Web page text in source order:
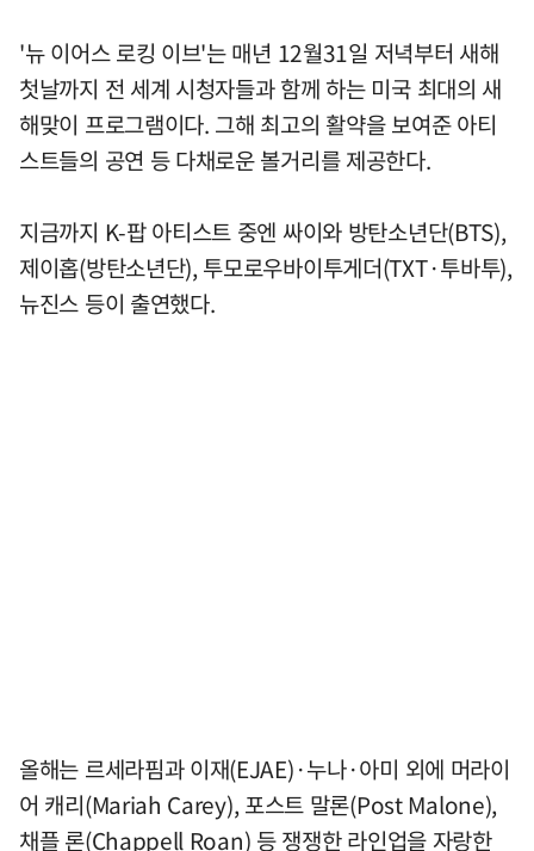
'뉴 이어스 로킹 이브'는 매년 12월31일 저녁부터 새해
첫날까지 전 세계 시청자들과 함께 하는 미국 최대의 새
해맞이 프로그램이다. 그해 최고의 활약을 보여준 아티
스트들의 공연 등 다채로운 볼거리를 제공한다.
지금까지 K-팝 아티스트 중엔 싸이와 방탄소년단(BTS),
제이홉(방탄소년단), 투모로우바이투게더(TXT·투바투),
뉴진스 등이 출연했다.
올해는 르세라핌과 이재(EJAE)·누나·아미 외에 머라이
어 캐리(Mariah Carey), 포스트 말론(Post Malone),
채플 론(Chappell Roan) 등 쟁쟁한 라인업을 자랑한